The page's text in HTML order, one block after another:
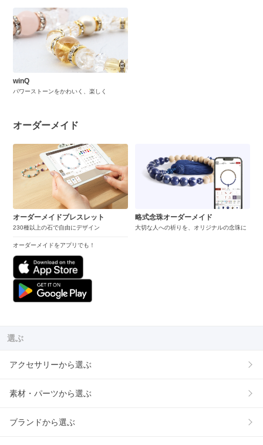
winQ
パワーストーンをかわいく、楽しく
オーダーメイド
オーダーメイドブレスレット
230種以上の石で自由にデザイン
オーダーメイドをアプリでも！
略式念珠オーダーメイド
大切な人への祈りを、オリジナルの念珠に
選ぶ
アクセサリーから選ぶ
素材・パーツから選ぶ
ブランドから選ぶ